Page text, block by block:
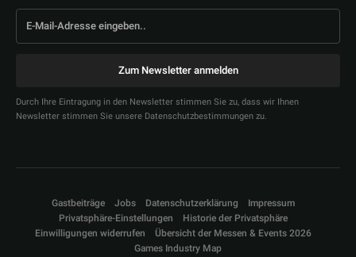
Zum Newsletter anmelden
Durch Ihre Eintragung in den Newsletter stimmen Sie zu, dass wir Ihnen
Newsletter stimmen Sie unsere Datenschutzbestimmungen zu.
Gastbeiträge Jobs Datenschutzerklärung
Impressum
Privatsphäre-Einstellungen
Historie der Privatsphäre
Einwilligungen widerrufen
Übersicht der Messen & Events 2026
Games Industry Map